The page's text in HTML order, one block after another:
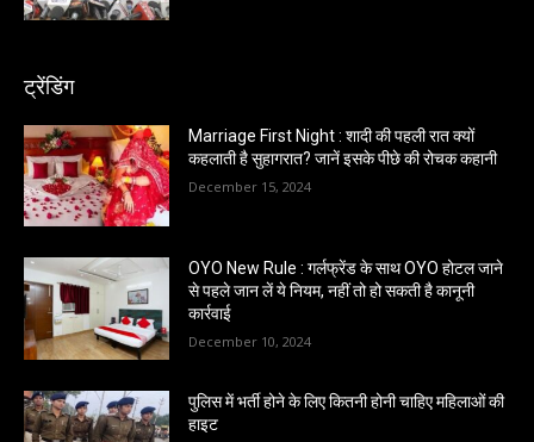
ट्रेंडिंग
Marriage First Night : शादी की पहली रात क्यों
कहलाती है सुहागरात? जानें इसके पीछे की रोचक कहानी
December 15, 2024
OYO New Rule : गर्लफ्रेंड के साथ OYO होटल जाने
से पहले जान लें ये नियम, नहीं तो हो सकती है कानूनी
कार्रवाई
December 10, 2024
पुलिस में भर्ती होने के लिए कितनी होनी चाहिए महिलाओं की
हाइट